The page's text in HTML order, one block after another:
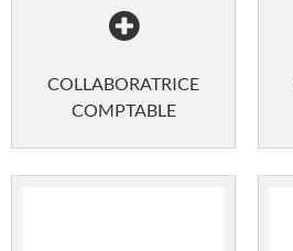
COLLABORATRICE
COMPTABLE